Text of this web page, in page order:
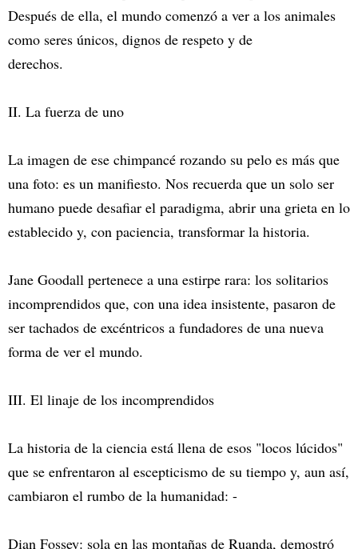
Después de ella, el mundo comenzó a ver a los animales
como seres únicos, dignos de respeto y de
derechos.
II. La fuerza de uno
La imagen de ese chimpancé rozando su pelo es más que
una foto: es un manifiesto. Nos recuerda que un solo ser
humano puede desafiar el paradigma, abrir una grieta en lo
establecido y, con paciencia, transformar la historia.
Jane Goodall pertenece a una estirpe rara: los solitarios
incomprendidos que, con una idea insistente, pasaron de
ser tachados de excéntricos a fundadores de una nueva
forma de ver el mundo.
III. El linaje de los incomprendidos
La historia de la ciencia está llena de esos "locos lúcidos"
que se enfrentaron al escepticismo de su tiempo y, aun así,
cambiaron el rumbo de la humanidad: -
Dian Fossey: sola en las montañas de Ruanda, demostró